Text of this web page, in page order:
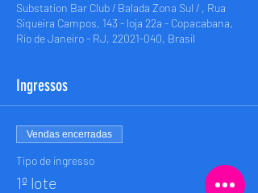
Substation Bar Club / Balada Zona Sul / , Rua
Siqueira Campos, 143 - loja 22a - Copacabana,
Rio de Janeiro - RJ, 22021-040, Brasil
Ingressos
Vendas encerradas
Tipo de ingresso
1º lote